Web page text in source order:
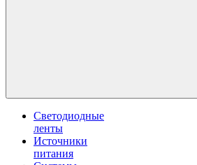
Светодиодные
ленты
Источники
питания